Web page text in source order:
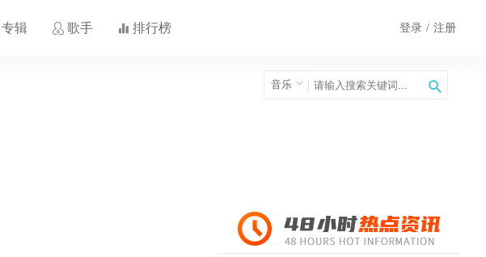
专辑 歌手 排行榜 登录 / 注册
音乐